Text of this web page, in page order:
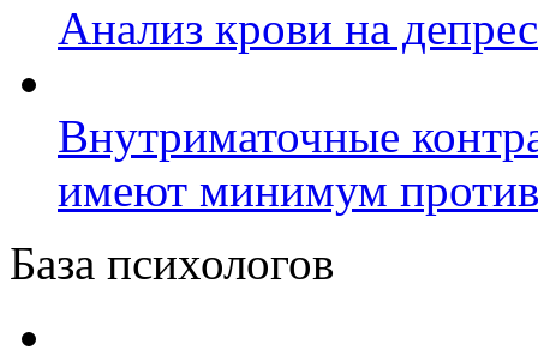
Анализ крови на
Внутриматочные
имеют минимум
База психологов